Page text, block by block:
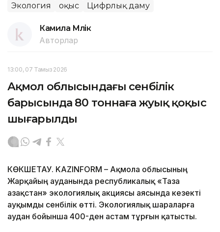
Экология Қоқыс Цифрлық даму
Камила Мүлік
Авторлар
13:00, 07 Тамыз 2026
Ақмол облысындағы сенбілік
барысында 80 тоннаға жуық қоқыс
шығарылды
КӨКШЕТАУ. KAZINFORM – Ақмола облысының
Жарқайың ауданында республикалық «Таза
Қазақстан» экологиялық акциясы аясында кезекті
ауқымды сенбілік өтті. Экологиялық шараларға
аудан бойынша 400-ден астам тұрғын қатысты.